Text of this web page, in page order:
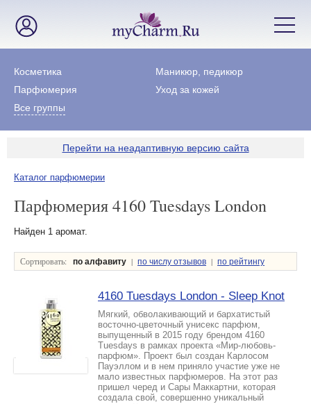
Косметика
Маникюр, педикюр
Парфюмерия
Уход за кожей
Все группы
Перейти на неадаптивную версию сайта
Каталог парфюмерии
Парфюмерия 4160 Tuesdays London
Найден 1 аромат.
Сортировать: по алфавиту | по числу отзывов | по рейтингу
4160 Tuesdays London - Sleep Knot
Мягкий, обволакивающий и бархатистый
восточно-цветочный унисекс парфюм,
выпущенный в 2015 году брендом 4160
Tuesdays в рамках проекта «Мир-любовь-
парфюм». Проект был создан Карлосом
Пауэллом и в нем приняло участие уже не
мало известных парфюмеров. На этот раз
пришел черед и Сары Маккартни, которая
создала свой, совершенно уникальный